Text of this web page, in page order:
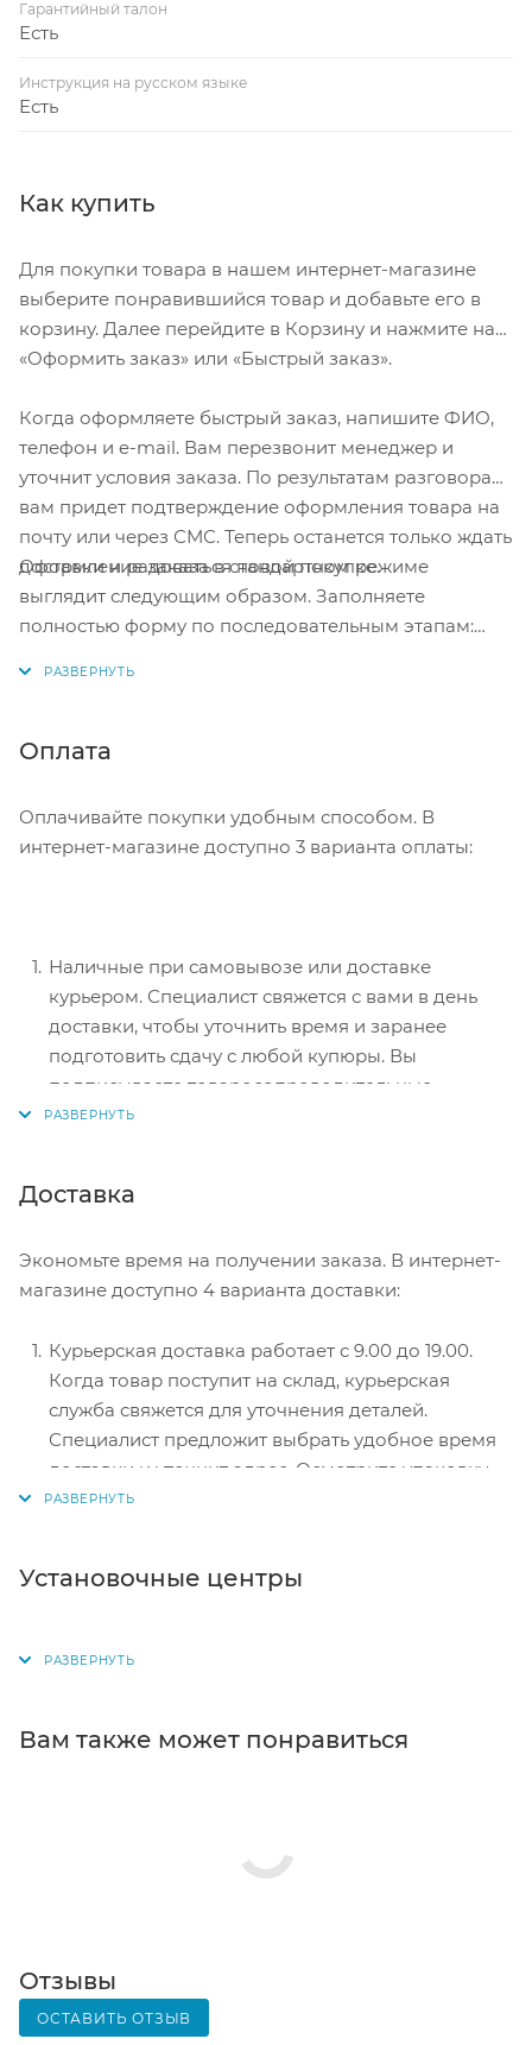
Гарантийный талон
Есть
Инструкция на русском языке
Есть
Как купить
Для покупки товара в нашем интернет-магазине
выберите понравившийся товар и добавьте его в
корзину. Далее перейдите в Корзину и нажмите на
«Оформить заказ» или «Быстрый заказ».
Когда оформляете быстрый заказ, напишите ФИО,
телефон и e-mail. Вам перезвонит менеджер и
уточнит условия заказа. По результатам разговора
вам придет подтверждение оформления товара на
почту или через СМС. Теперь останется только ждать
доставки и радоваться новой покупке.
Оформление заказа в стандартном режиме
выглядит следующим образом. Заполняете
полностью форму по последовательным этапам:
Нажмите кнопку «Оформить заказ».
Оплата
Оплачивайте покупки удобным способом. В
интернет-магазине доступно 3 варианта оплаты:
Наличные при самовывозе или доставке
курьером. Специалист свяжется с вами в день
доставки, чтобы уточнить время и заранее
подготовить сдачу с любой купюры. Вы
подписываете товаросопроводительные
документы, вносите денежные средства,
перенаправит вас на сервер системы ASSIST.
Здесь нужно ввести номер карты, срок действия
Электронные системы при онлайн-заказе:
PayPal, WebMoney и Яндекс.Деньги. Для
совершения покупки система перенаправит вас
на страницу платежного сервиса. Здесь
необходимо заполнить форму по инструкции.
Доставка
Экономьте время на получении заказа. В интернет-
магазине доступно 4 варианта доставки:
Курьерская доставка работает с 9.00 до 19.00.
Когда товар поступит на склад, курьерская
служба свяжется для уточнения деталей.
Специалист предложит выбрать удобное время
доставки и уточнит адрес. Осмотрите упаковку
на целостность и соответствие указанной
для выбора появится в корзине. Когда заказ
получения заказа обратитесь к сотруднику в
телефон или e-mail придет уникальный код.
Почтовая доставка через почту России. Когда
заказ придет в отделение, на ваш адрес придет
Вскрывать коробку самостоятельно вы можете
только после оплаты заказа. Один заказ может
содержать не больше 10 позиций и его стоимость
Установочные центры
Вам также может понравиться
Отзывы
ОСТАВИТЬ ОТЗЫВ